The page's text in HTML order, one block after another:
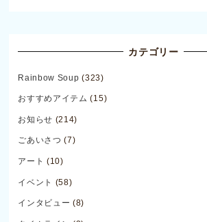
カテゴリー
Rainbow Soup (323)
おすすめアイテム (15)
お知らせ (214)
ごあいさつ (7)
アート (10)
イベント (58)
インタビュー (8)